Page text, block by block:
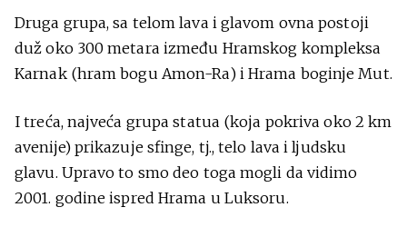
Druga grupa, sa telom lava i glavom ovna postoji
duž oko 300 metara između Hramskog kompleksa
Karnak (hram bogu Amon-Ra) i Hrama boginje Mut.
I treća, najveća grupa statua (koja pokriva oko 2 km
avenije) prikazuje sfinge, tj., telo lava i ljudsku
glavu. Upravo to smo deo toga mogli da vidimo
2001. godine ispred Hrama u Luksoru.